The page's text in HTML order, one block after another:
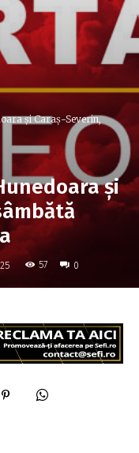
şi Caraş-Severin,
şi
57 0